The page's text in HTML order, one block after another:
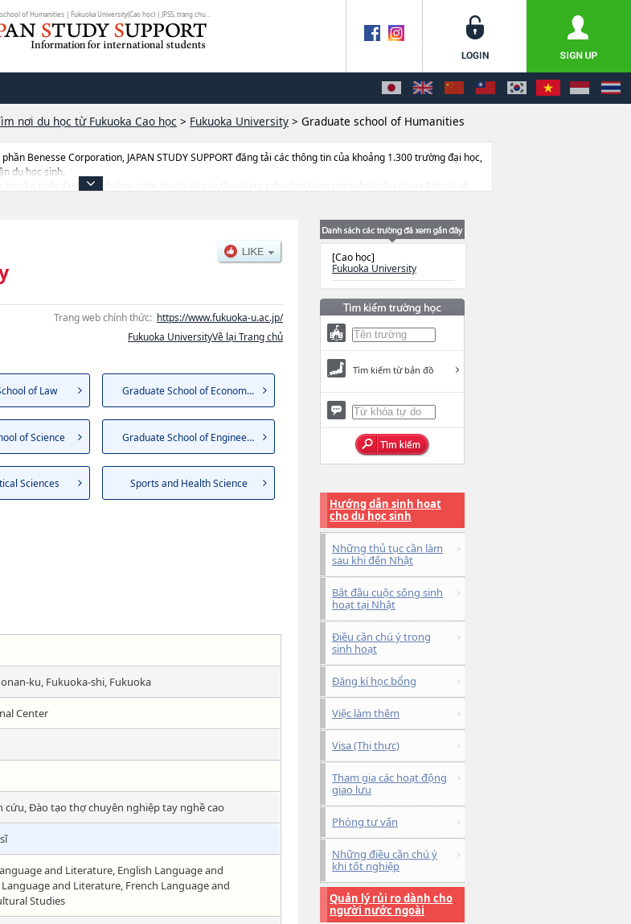
of Humanities | Fukuoka University(Cao học) | JPSS, trang chu...
nơi du học từ Fukuoka Cao học > Fukuoka University > Graduate school of Humanities
Benesse Corporation, JAPAN STUDY SUPPORT đăng tải các thông tin của khoảng 1.300 trường đại học,
du học sinh.
cần thiết dành cho du học sinh, như là về các Graduate school of HumanitieshoặcGraduate School of
Trang web chính thức: https://www.fukuoka-u.ac.jp/
Fukuoka UniversityVề lại Trang chủ
of Law Graduate School of Economics
of Science Graduate School of Engineering
Sciences Sports and Health Science
ku, Fukuoka-shi, Fukuoka
Center
cứu, Đào tạo thợ chuyên nghiệp tay nghề cao
and Literature, English Language and
and Literature, French Language and
Studies
[Cao học]
Fukuoka University
Tìm kiếm từ bản đồ
Hướng dẫn sinh hoạt
cho du học sinh
Những thủ tục cần làm
sau khi đến Nhật
Bắt đầu cuộc sống sinh
hoạt tại Nhật
Điều cần chú ý trong
sinh hoạt
Đăng kí học bổng
Việc làm thêm
Visa (Thị thực)
Tham gia các hoạt động
giao lưu
Phòng tư vấn
Những điều cần chú ý
khi tốt nghiệp
Quản lý rủi ro dành cho
người nước ngoài